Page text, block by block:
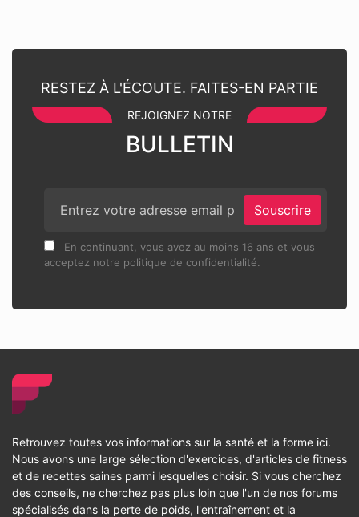
RESTEZ À L'ÉCOUTE. FAITES-EN PARTIE
REJOIGNEZ NOTRE
BULLETIN
Souscrire
En continuant, vous avez au moins 16 ans et vous
acceptez notre politique de confidentialité.
Retrouvez toutes vos informations sur la santé et la forme ici.
Nous avons une large sélection d'exercices, d'articles de fitness
et de recettes saines parmi lesquelles choisir. Si vous cherchez
des conseils, ne cherchez pas plus loin que l'un de nos forums
spécialisés dans la perte de poids, l'entraînement et la